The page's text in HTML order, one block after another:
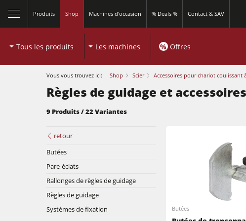
Produits Shop Machines d'occasion % Deals % Contact & SAV
Machines combinées à 5 fonctions
Scies à format
Tous les produits Les machines % Offres
Vous vous trouvez ici: Shop Scier Accessoires pour chariot coulissant
Règles de guidage et accessoires
9 Produits / 22 Variantes
retour
Butées
Pare-éclats
Rallonges de règles de guidage
Règles de guidage
Systèmes de fixation
Butées